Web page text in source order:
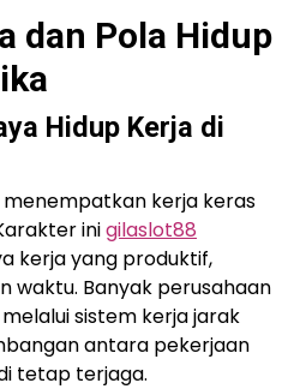
dan Pola Hidup
Hidup Kerja di
kerja keras
inigilaslot88
kerja yang produktif,
waktu. Banyak perusahaan
sistem kerja jarak
antara pekerjaan
tetap terjaga.